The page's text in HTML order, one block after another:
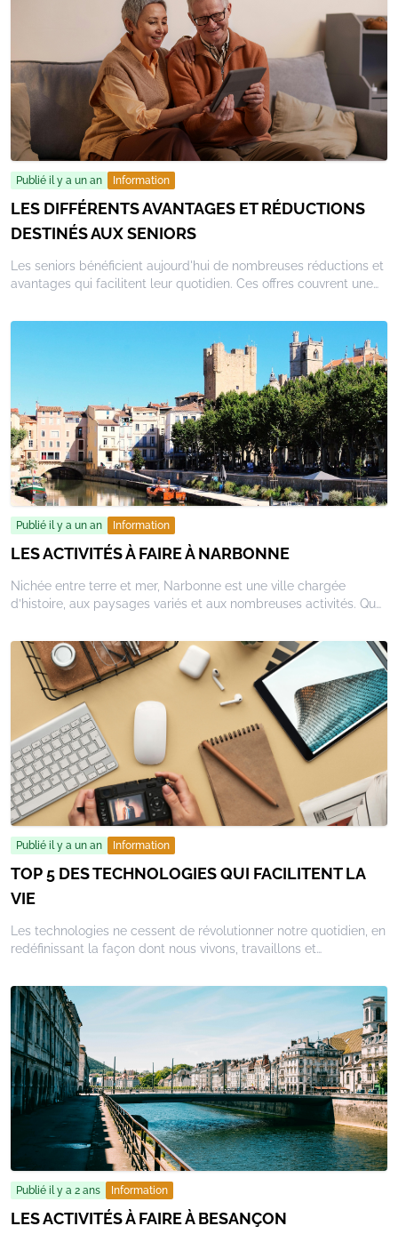
incontournables pour découvrir et apprécier la vie au Cap
Publié il y a un an Information
LES DIFFÉRENTS AVANTAGES ET RÉDUCTIONS
DESTINÉS AUX SENIORS
Les seniors bénéficient aujourd'hui de nombreuses réductions et
avantages qui facilitent leur quotidien. Ces offres couvrent une
transports et à la santé, avec l'objectif d'améliorer le bien-être
Publié il y a un an Information
LES ACTIVITÉS À FAIRE À NARBONNE
Nichée entre terre et mer, Narbonne est une ville chargée
d’histoire, aux paysages variés et aux nombreuses activités. Que
gastronomie, voici 5 idées pour (re)découvrir Narbonne sous
toutes ses facettes.
Publié il y a un an Information
TOP 5 DES TECHNOLOGIES QUI FACILITENT LA
VIE
Les technologies ne cessent de révolutionner notre quotidien, en
redéfinissant la façon dont nous vivons, travaillons et
ou encore de repenser notre manière de communiquer, ces
innovations transforment notre vie de manière profonde. Voici
les cinq technologies incontournables qui facilitent notre
quotidien en apportant confort et simplicité.
Publié il y a 2 ans Information
LES ACTIVITÉS À FAIRE À BESANÇON